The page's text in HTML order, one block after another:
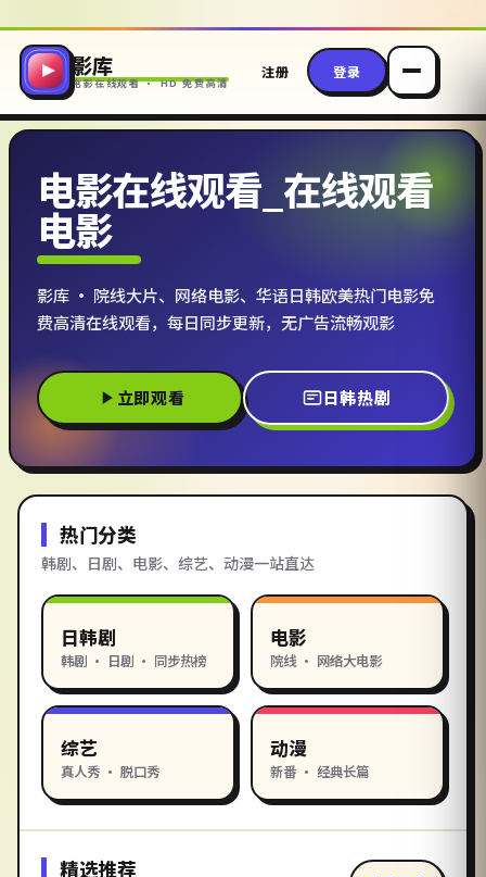
影库
电影在线观看 · HD 免费高清
注册 登录
电影在线观看_在线观看
电影
影库 · 院线大片、网络电影、华语日韩欧美热门电影免
费高清在线观看，每日同步更新，无广告流畅观影
立即观看 日韩热剧
热门分类
韩剧、日剧、电影、综艺、动漫一站直达
日韩剧
韩剧 · 日剧 · 同步热榜
电影
院线 · 网络大电影
综艺
真人秀 · 脱口秀
动漫
新番 · 经典长篇
精选推荐